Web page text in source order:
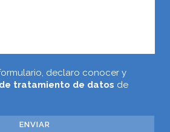
declaro conocer y
tratamiento de datos de